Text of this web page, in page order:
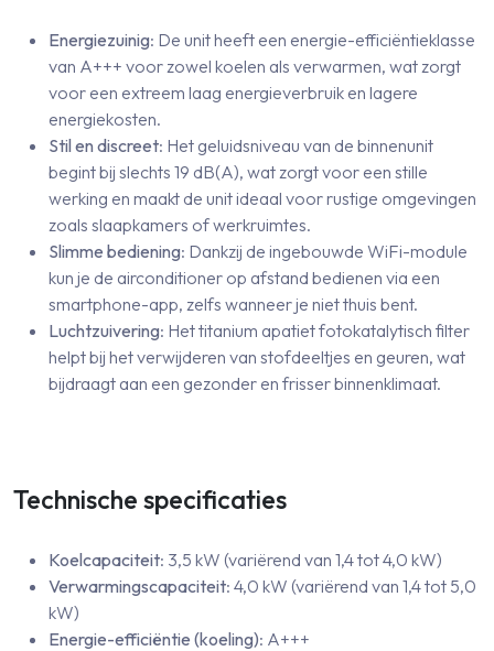
Energiezuinig: De unit heeft een energie-efficiëntieklasse
van A+++ voor zowel koelen als verwarmen, wat zorgt
voor een extreem laag energieverbruik en lagere
energiekosten.
Stil en discreet: Het geluidsniveau van de binnenunit
begint bij slechts 19 dB(A), wat zorgt voor een stille
werking en maakt de unit ideaal voor rustige omgevingen
zoals slaapkamers of werkruimtes.
Slimme bediening: Dankzij de ingebouwde WiFi-module
kun je de airconditioner op afstand bedienen via een
smartphone-app, zelfs wanneer je niet thuis bent.
Luchtzuivering: Het titanium apatiet fotokatalytisch filter
helpt bij het verwijderen van stofdeeltjes en geuren, wat
bijdraagt aan een gezonder en frisser binnenklimaat.
Technische specificaties
Koelcapaciteit: 3,5 kW (variërend van 1,4 tot 4,0 kW)
Verwarmingscapaciteit: 4,0 kW (variërend van 1,4 tot 5,0
kW)
Energie-efficiëntie (koeling): A+++